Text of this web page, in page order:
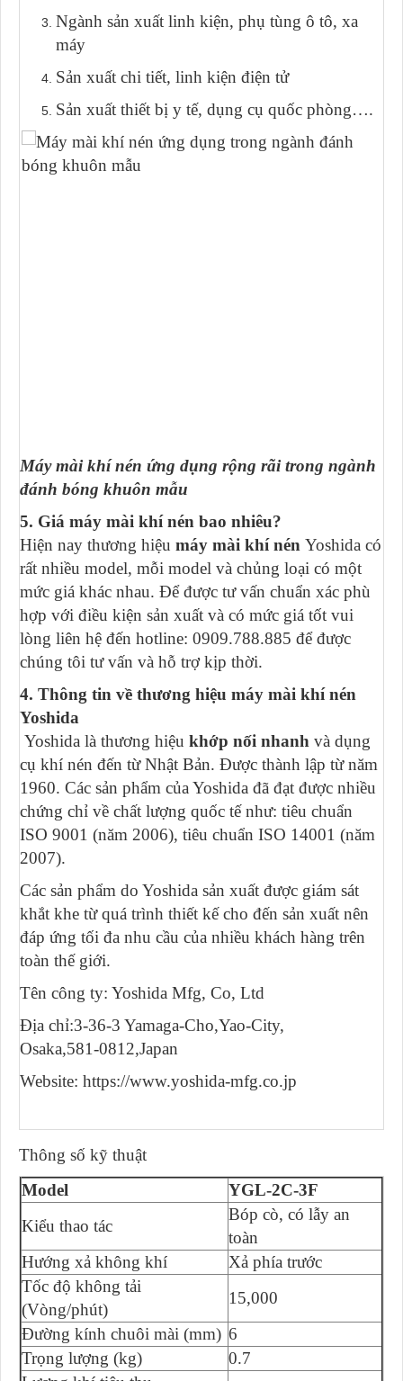
Ngành sản xuất linh kiện, phụ tùng ô tô, xa
máy
Sản xuất chi tiết, linh kiện điện tử
Sản xuất thiết bị y tế, dụng cụ quốc phòng….
Máy mài khí nén ứng dụng rộng rãi trong ngành
đánh bóng khuôn mẫu
5. Giá máy mài khí nén bao nhiêu?
Hiện nay thương hiệu máy mài khí nén Yoshida có
rất nhiều model, mỗi model và chủng loại có một
mức giá khác nhau. Để được tư vấn chuẩn xác phù
hợp với điều kiện sản xuất và có mức giá tốt vui
lòng liên hệ đến hotline: 0909.788.885 để được
chúng tôi tư vấn và hỗ trợ kịp thời.
4. Thông tin về thương hiệu máy mài khí nén
Yoshida
Yoshida là thương hiệu khớp nối nhanh và dụng
cụ khí nén đến từ Nhật Bản. Được thành lập từ năm
1960. Các sản phẩm của Yoshida đã đạt được nhiều
chứng chỉ về chất lượng quốc tế như: tiêu chuẩn
ISO 9001 (năm 2006), tiêu chuẩn ISO 14001 (năm
2007).
Các sản phẩm do Yoshida sản xuất được giám sát
khắt khe từ quá trình thiết kế cho đến sản xuất nên
đáp ứng tối đa nhu cầu của nhiều khách hàng trên
toàn thế giới.
Tên công ty: Yoshida Mfg, Co, Ltd
Địa chỉ:3-36-3 Yamaga-Cho,Yao-City,
Osaka,581-0812,Japan
Website: https://www.yoshida-mfg.co.jp
Thông số kỹ thuật
Model
YGL-2C-3F
Kiểu thao tác
Bóp cò, có lẫy an
toàn
Hướng xả không khí
Xả phía trước
Tốc độ không tải
(Vòng/phút)
15,000
Đường kính chuôi mài (mm) 6
Trọng lượng (kg)
0.7